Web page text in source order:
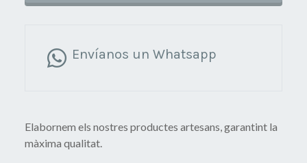
Envíanos un Whatsapp
Elabornem els nostres productes artesans, garantint la
màxima qualitat.